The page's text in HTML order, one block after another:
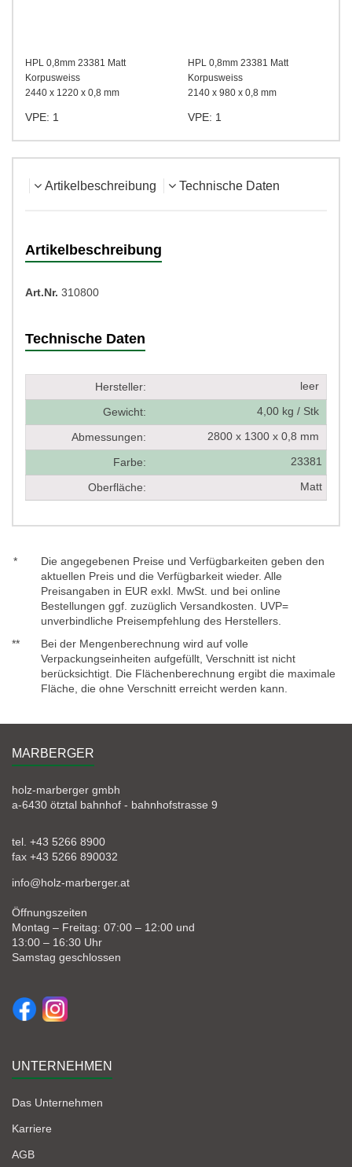
HPL 0,8mm 23381 Matt
Korpusweiss
2440 x 1220 x 0,8 mm
VPE: 1
HPL 0,8mm 23381 Matt
Korpusweiss
2140 x 980 x 0,8 mm
VPE: 1
Artikelbeschreibung Technische Daten
Artikelbeschreibung
Art.Nr. 310800
Technische Daten
Hersteller: leer
Gewicht: 4,00 kg / Stk
Abmessungen: 2800 x 1300 x 0,8 mm
Farbe: 23381
Oberfläche: Matt
*
Die angegebenen Preise und Verfügbarkeiten geben den
aktuellen Preis und die Verfügbarkeit wieder. Alle
Preisangaben in EUR exkl. MwSt. und bei online
Bestellungen ggf. zuzüglich Versandkosten. UVP=
unverbindliche Preisempfehlung des Herstellers.
**
Bei der Mengenberechnung wird auf volle
Verpackungseinheiten aufgefüllt, Verschnitt ist nicht
berücksichtigt. Die Flächenberechnung ergibt die maximale
Fläche, die ohne Verschnitt erreicht werden kann.
MARBERGER
holz-marberger gmbh
a-6430 ötztal bahnhof - bahnhofstrasse 9
tel. +43 5266 8900
fax +43 5266 890032
info@holz-marberger.at
Öffnungszeiten
Montag – Freitag: 07:00 – 12:00 und
13:00 – 16:30 Uhr
Samstag geschlossen
UNTERNEHMEN
Das Unternehmen
Karriere
AGB